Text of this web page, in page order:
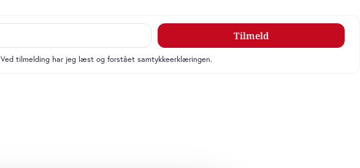
Tilmeld
Ved tilmelding har jeg læst og forstået samtykkeerklæringen.